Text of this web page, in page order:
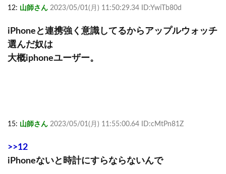
12: 山師さん 2023/05/01(月) 11:50:29.34 ID:YwiTb80d
iPhoneと連携強く意識してるからアップルウォッチ
選んだ奴は
大概iphoneユーザー。
15: 山師さん 2023/05/01(月) 11:55:00.64 ID:cMtPn81Z
>>12
iPhoneないと時計にすらならないんで